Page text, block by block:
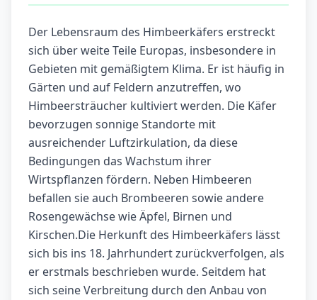
Der Lebensraum des Himbeerkäfers erstreckt
sich über weite Teile Europas, insbesondere in
Gebieten mit gemäßigtem Klima. Er ist häufig in
Gärten und auf Feldern anzutreffen, wo
Himbeersträucher kultiviert werden. Die Käfer
bevorzugen sonnige Standorte mit
ausreichender Luftzirkulation, da diese
Bedingungen das Wachstum ihrer
Wirtspflanzen fördern. Neben Himbeeren
befallen sie auch Brombeeren sowie andere
Rosengewächse wie Äpfel, Birnen und
Kirschen.Die Herkunft des Himbeerkäfers lässt
sich bis ins 18. Jahrhundert zurückverfolgen, als
er erstmals beschrieben wurde. Seitdem hat
sich seine Verbreitung durch den Anbau von